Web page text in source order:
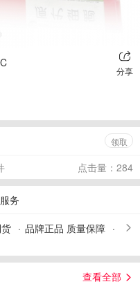
分享
领取
点击量：284
务
品牌正品 质量保障
查看全部